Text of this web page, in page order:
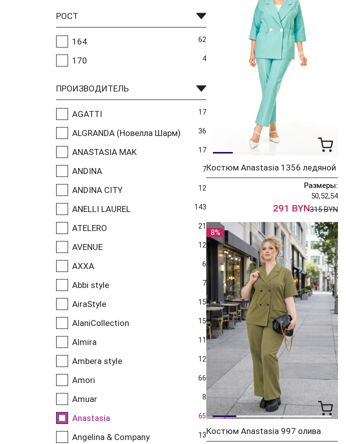
РОСТ
164 62
170 4
ПРОИЗВОДИТЕЛЬ
AGATTI 17
ALGRANDA (Новелла Шарм) 36
ANASTASIA MAK 17
ANDINA 7
ANDINA CITY 12
ANELLI LAUREL 143
ATELERO 21
AVENUE 12
AXXA 6
Abbi style 7
AiraStyle 15
AlaniCollection 15
Almira 11
Ambera style 12
Amori 66
Amuar 8
Anastasia 65
Angelina & Company 13
Костюм Anastasia 1356 ледяной
Размеры:
50,52,54
291 BYN315 BYN
8%
Костюм Anastasia 997 олива